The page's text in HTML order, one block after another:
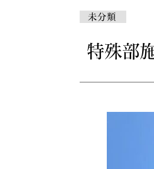
未分類
特殊部